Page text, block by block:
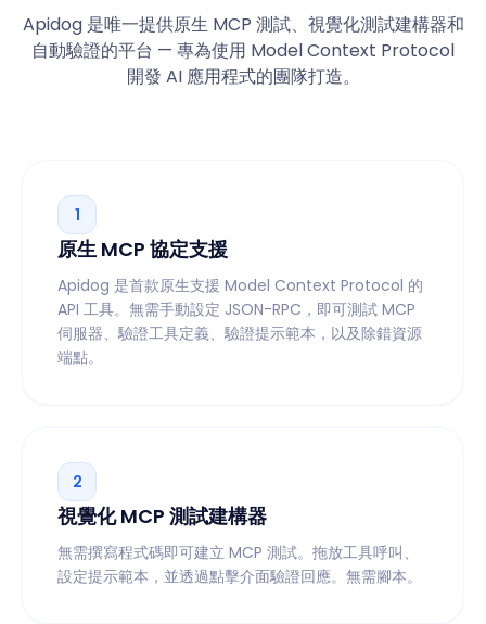
Apidog 是唯一提供原生 MCP 測試、視覺化測試建構器和
自動驗證的平台 — 專為使用 Model Context Protocol
開發 AI 應用程式的團隊打造。
1
原生 MCP 協定支援
Apidog 是首款原生支援 Model Context Protocol 的
API 工具。無需手動設定 JSON-RPC，即可測試 MCP
伺服器、驗證工具定義、驗證提示範本，以及除錯資源
端點。
2
視覺化 MCP 測試建構器
無需撰寫程式碼即可建立 MCP 測試。拖放工具呼叫、
設定提示範本，並透過點擊介面驗證回應。無需腳本。